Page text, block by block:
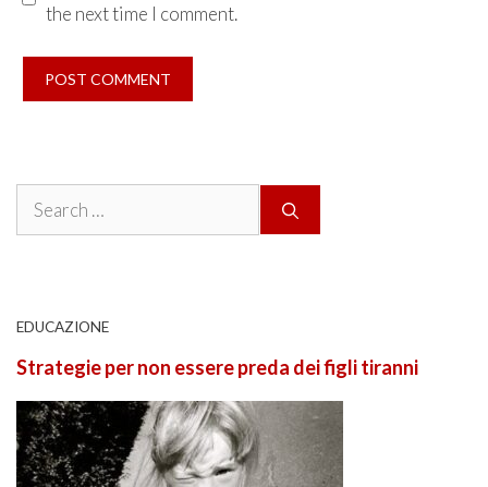
the next time I comment.
Search
EDUCAZIONE
Strategie per non essere preda dei figli tiranni